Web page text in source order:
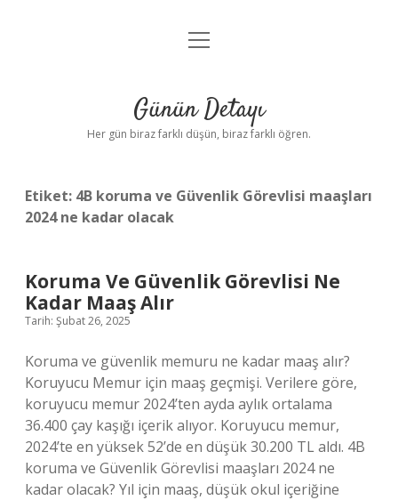
Anasayfa
Yasal Uyarı
menüyü
Günün Detayı
Her gün biraz farklı düşün, biraz farklı öğren.
Etiket: 4B koruma ve Güvenlik Görevlisi maaşları
2024 ne kadar olacak
Koruma Ve Güvenlik Görevlisi Ne
Kadar Maaş Alır
Tarih: Şubat 26, 2025
Koruma ve güvenlik memuru ne kadar maaş alır?
Koruyucu Memur için maaş geçmişi. Verilere göre,
koruyucu memur 2024’ten ayda aylık ortalama
36.400 çay kaşığı içerik alıyor. Koruyucu memur,
2024’te en yüksek 52’de en düşük 30.200 TL aldı. 4B
koruma ve Güvenlik Görevlisi maaşları 2024 ne
kadar olacak? Yıl için maaş, düşük okul içeriğine